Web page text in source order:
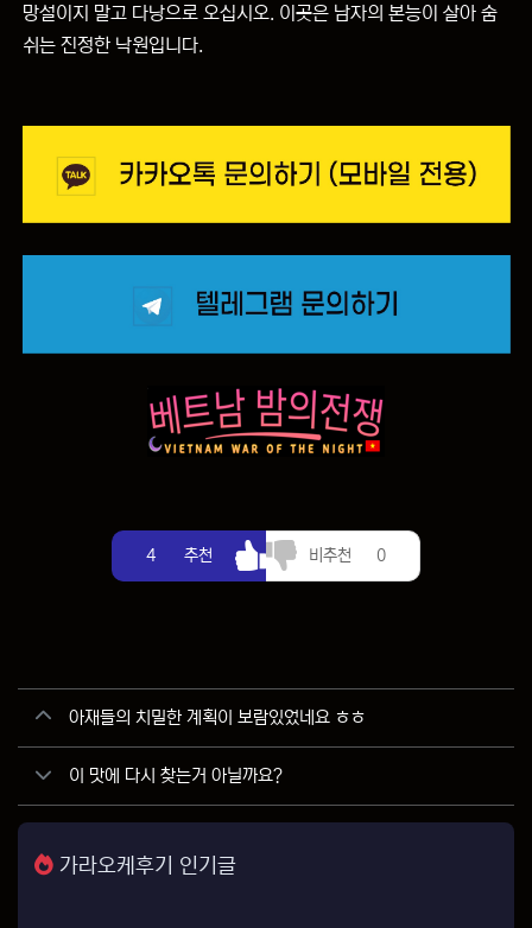
망설이지 말고 다낭으로 오십시오. 이곳은 남자의 본능이 살아 숨
쉬는 진정한 낙원입니다.
4 추천 추천 비추천 0
비추천
관련자료
아재들의 치밀한 계획이 보람있었네요 ㅎㅎ
이 맛에 다시 찾는거 아닐까요?
가라오케후기 인기글